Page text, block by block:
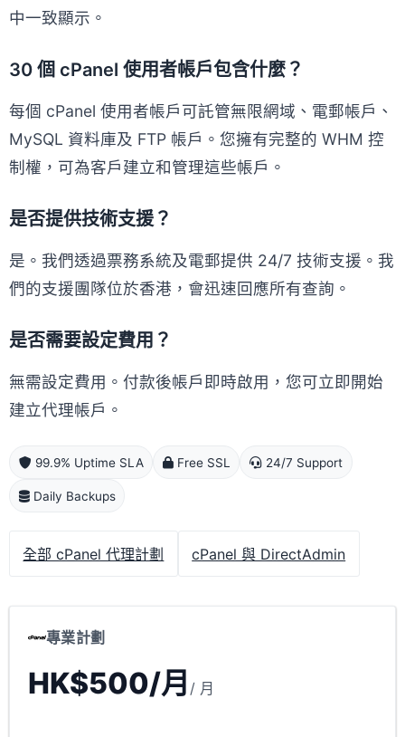
中一致顯示。
30 個 cPanel 使用者帳戶包含什麼？
每個 cPanel 使用者帳戶可託管無限網域、電郵帳戶、
MySQL 資料庫及 FTP 帳戶。您擁有完整的 WHM 控
制權，可為客戶建立和管理這些帳戶。
是否提供技術支援？
是。我們透過票務系統及電郵提供 24/7 技術支援。我
們的支援團隊位於香港，會迅速回應所有查詢。
是否需要設定費用？
無需設定費用。付款後帳戶即時啟用，您可立即開始
建立代理帳戶。
99.9% Uptime SLA Free SSL 24/7 Support
Daily Backups
全部 cPanel 代理計劃 cPanel 與 DirectAdmin
專業計劃
HK$500/月 / 月